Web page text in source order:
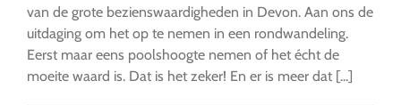
van de grote bezienswaardigheden in Devon. Aan ons de
uitdaging om het op te nemen in een rondwandeling.
Eerst maar eens poolshoogte nemen of het écht de
moeite waard is. Dat is het zeker! En er is meer dat [...]